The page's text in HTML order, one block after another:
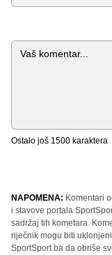
Komentar
Ostalo još 1500 karaktera
NAPOMENA: Komentari
i stavove portala
sadržaj tih kometara.
riječnik mogu biti
SportSport.ba da obriše